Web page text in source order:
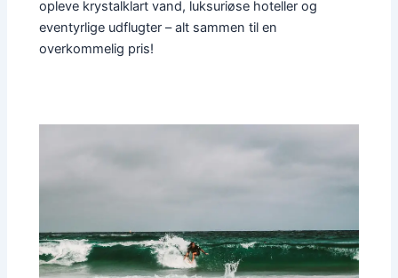
opleve krystalklart vand, luksuriøse hoteller og
eventyrlige udflugter – alt sammen til en
overkommelig pris!